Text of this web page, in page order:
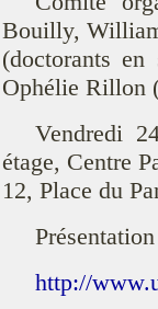
Bouilly,
(doctorants
Ophélie Rillon
Vendredi
étage, Centre
12, Place du
http://